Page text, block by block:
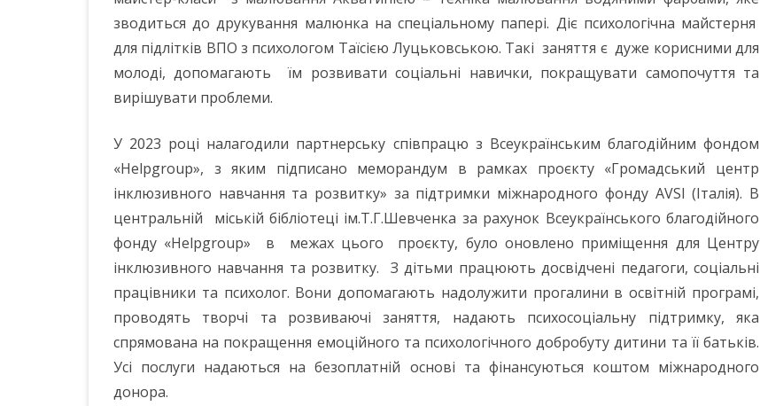
зводиться до друкування малюнка на спеціальному папері. Діє психологічна майстерня
для підлітків ВПО з психологом Таїсією Луцьковською. Такі заняття є дуже корисними для
молоді, допомагають їм розвивати соціальні навички, покращувати самопочуття та
вирішувати проблеми.
У 2023 році налагодили партнерську співпрацю з Всеукраїнським благодійним фондом
«Helpgroup», з яким підписано меморандум в рамках проєкту «Громадський центр
інклюзивного навчання та розвитку» за підтримки міжнародного фонду AVSI (Італія). В
центральній міській бібліотеці ім.Т.Г.Шевченка за рахунок Всеукраїнського благодійного
фонду «Helpgroup» в межах цього проєкту, було оновлено приміщення для Центру
інклюзивного навчання та розвитку. З дітьми працюють досвідчені педагоги, соціальні
працівники та психолог. Вони допомагають надолужити прогалини в освітній програмі,
проводять творчі та розвиваючі заняття, надають психосоціальну підтримку, яка
спрямована на покращення емоційного та психологічного добробуту дитини та її батьків.
Усі послуги надаються на безоплатній основі та фінансуються коштом міжнародного
донора.